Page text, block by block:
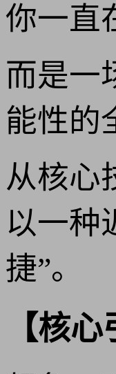
你一直
而是一
能性的
从核心
以一种
捷”。
【核